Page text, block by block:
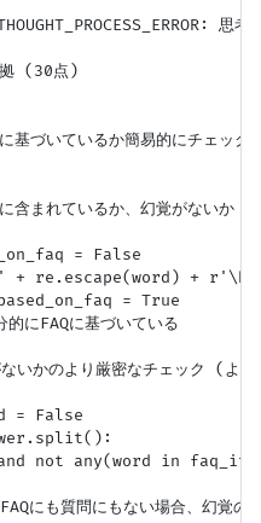
思考ステ
(30点)
づいているか簡易的にチェック
まれているか、幻覚がないか
= False
+ re.escape(word) +
= True
にFAQに基づいている
いかのより厳密なチェック (よ
= False
not any(word in
にも質問にもない場合、幻覚の